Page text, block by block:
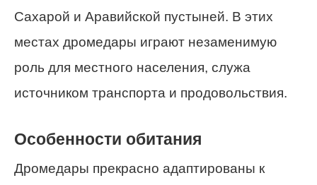
Сахарой и Аравийской пустыней. В этих
местах дромедары играют незаменимую
роль для местного населения, служа
источником транспорта и продовольствия.
Особенности обитания
Дромедары прекрасно адаптированы к